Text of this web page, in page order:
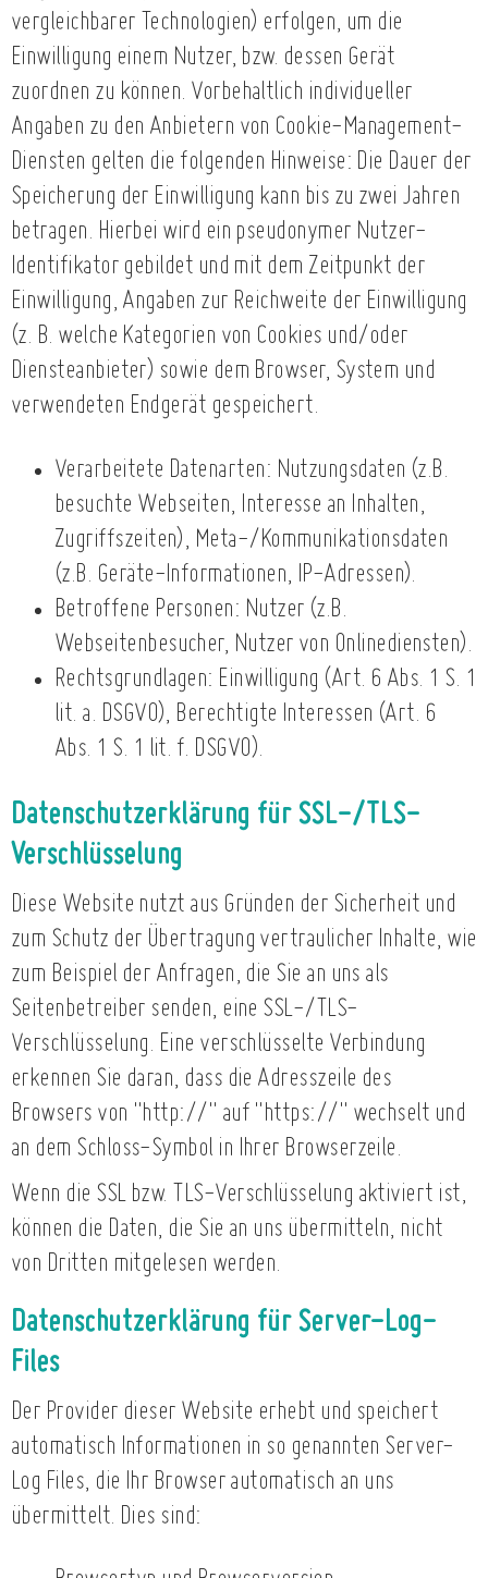
vergleichbarer Technologien) erfolgen, um die
Einwilligung einem Nutzer, bzw. dessen Gerät
zuordnen zu können. Vorbehaltlich individueller
Angaben zu den Anbietern von Cookie-Management-
Diensten gelten die folgenden Hinweise: Die Dauer der
Speicherung der Einwilligung kann bis zu zwei Jahren
betragen. Hierbei wird ein pseudonymer Nutzer-
Identifikator gebildet und mit dem Zeitpunkt der
Einwilligung, Angaben zur Reichweite der Einwilligung
(z. B. welche Kategorien von Cookies und/oder
Diensteanbieter) sowie dem Browser, System und
verwendeten Endgerät gespeichert.
Verarbeitete Datenarten: Nutzungsdaten (z.B.
besuchte Webseiten, Interesse an Inhalten,
Zugriffszeiten), Meta-/Kommunikationsdaten
(z.B. Geräte-Informationen, IP-Adressen).
Betroffene Personen: Nutzer (z.B.
Webseitenbesucher, Nutzer von Onlinediensten).
Rechtsgrundlagen: Einwilligung (Art. 6 Abs. 1 S. 1
lit. a. DSGVO), Berechtigte Interessen (Art. 6
Abs. 1 S. 1 lit. f. DSGVO).
Datenschutzerklärung für SSL-/TLS-
Verschlüsselung
Diese Website nutzt aus Gründen der Sicherheit und
zum Schutz der Übertragung vertraulicher Inhalte, wie
zum Beispiel der Anfragen, die Sie an uns als
Seitenbetreiber senden, eine SSL-/TLS-
Verschlüsselung. Eine verschlüsselte Verbindung
erkennen Sie daran, dass die Adresszeile des
Browsers von "http://" auf "https://" wechselt und
an dem Schloss-Symbol in Ihrer Browserzeile.
Wenn die SSL bzw. TLS-Verschlüsselung aktiviert ist,
können die Daten, die Sie an uns übermitteln, nicht
von Dritten mitgelesen werden.
Datenschutzerklärung für Server-Log-
Files
Der Provider dieser Website erhebt und speichert
automatisch Informationen in so genannten Server-
Log Files, die Ihr Browser automatisch an uns
übermittelt. Dies sind: